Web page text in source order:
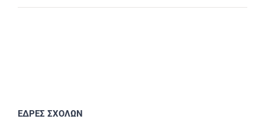
ΕΔΡΕΣ ΣΧΟΛΩΝ